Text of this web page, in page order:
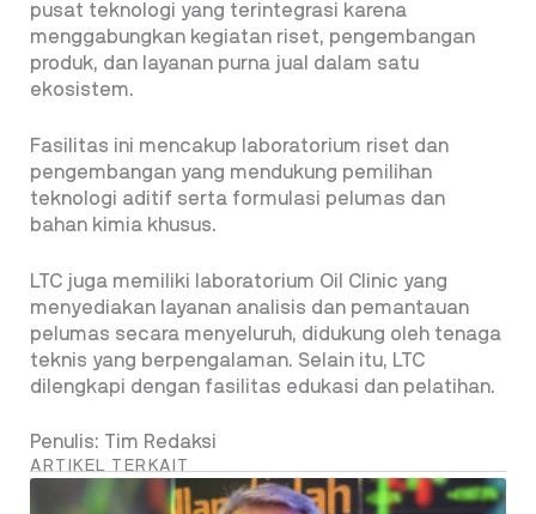
pusat teknologi yang terintegrasi karena
menggabungkan kegiatan riset, pengembangan
produk, dan layanan purna jual dalam satu
ekosistem.
Fasilitas ini mencakup laboratorium riset dan
pengembangan yang mendukung pemilihan
teknologi aditif serta formulasi pelumas dan
bahan kimia khusus.
LTC juga memiliki laboratorium Oil Clinic yang
menyediakan layanan analisis dan pemantauan
pelumas secara menyeluruh, didukung oleh tenaga
teknis yang berpengalaman. Selain itu, LTC
dilengkapi dengan fasilitas edukasi dan pelatihan.
Penulis: Tim Redaksi
ARTIKEL TERKAIT